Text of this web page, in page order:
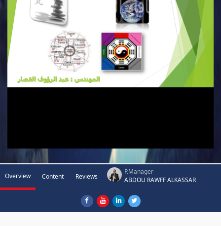
Overview Content Reviews
P.Manager
ABDOU RAWFF ALKASSAR